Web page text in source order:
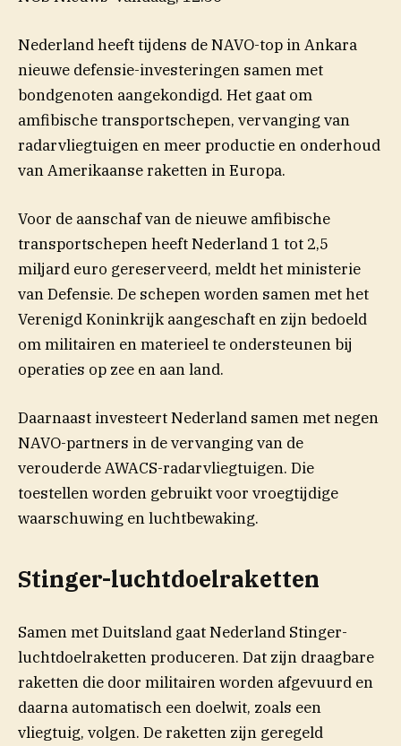
Nederland heeft tijdens de NAVO-top in Ankara
nieuwe defensie-investeringen samen met
bondgenoten aangekondigd. Het gaat om
amfibische transportschepen, vervanging van
radarvliegtuigen en meer productie en onderhoud
van Amerikaanse raketten in Europa.
Voor de aanschaf van de nieuwe amfibische
transportschepen heeft Nederland 1 tot 2,5
miljard euro gereserveerd, meldt het ministerie
van Defensie. De schepen worden samen met het
Verenigd Koninkrijk aangeschaft en zijn bedoeld
om militairen en materieel te ondersteunen bij
operaties op zee en aan land.
Daarnaast investeert Nederland samen met negen
NAVO-partners in de vervanging van de
verouderde AWACS-radarvliegtuigen. Die
toestellen worden gebruikt voor vroegtijdige
waarschuwing en luchtbewaking.
Stinger-luchtdoelraketten
Samen met Duitsland gaat Nederland Stinger-
luchtdoelraketten produceren. Dat zijn draagbare
raketten die door militairen worden afgevuurd en
daarna automatisch een doelwit, zoals een
vliegtuig, volgen. De raketten zijn geregeld